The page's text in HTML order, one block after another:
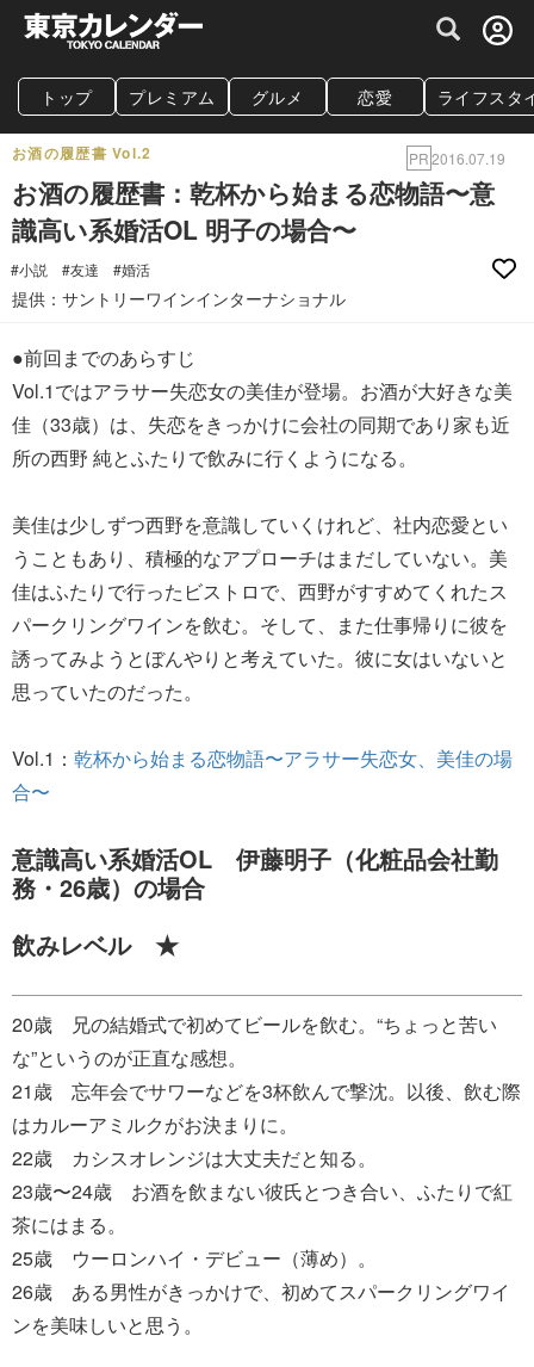
グルメ情報・プレミアムレストラン予約
トップ プレミアム グルメ 恋愛 ライフスタ
お酒の履歴書 Vol.2 PR2016.07.19
お酒の履歴書：乾杯から始まる恋物語〜意
識高い系婚活OL 明子の場合〜
#小説 #友達 #婚活
提供：サントリーワインインターナショナル
●前回までのあらすじ
Vol.1ではアラサー失恋女の美佳が登場。お酒が大好きな美
佳（33歳）は、失恋をきっかけに会社の同期であり家も近
所の西野 純とふたりで飲みに行くようになる。
美佳は少しずつ西野を意識していくけれど、社内恋愛とい
うこともあり、積極的なアプローチはまだしていない。美
佳はふたりで行ったビストロで、西野がすすめてくれたス
パークリングワインを飲む。そして、また仕事帰りに彼を
誘ってみようとぼんやりと考えていた。彼に女はいないと
思っていたのだった。
Vol.1： 乾杯から始まる恋物語〜アラサー失恋女、美佳の場
合〜
意識高い系婚活OL 伊藤明子（化粧品会社勤
務・26歳）の場合
飲みレベル ★
20歳 兄の結婚式で初めてビールを飲む。“ちょっと苦い
な”というのが正直な感想。
21歳 忘年会でサワーなどを3杯飲んで撃沈。以後、飲む際
はカルーアミルクがお決まりに。
22歳 カシスオレンジは大丈夫だと知る。
23歳〜24歳 お酒を飲まない彼氏とつき合い、ふたりで紅
茶にはまる。
25歳 ウーロンハイ・デビュー（薄め）。
26歳 ある男性がきっかけで、初めてスパークリングワイ
ンを美味しいと思う。